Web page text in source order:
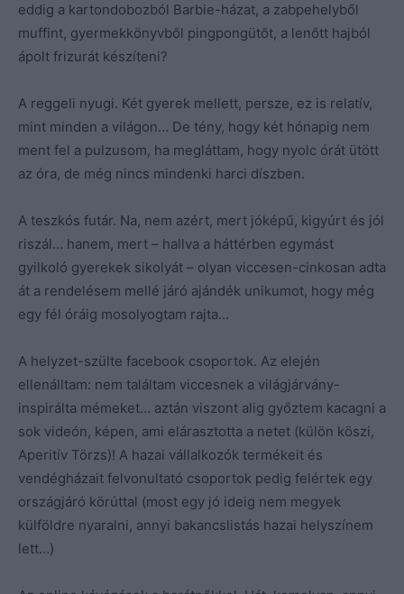
eddig a kartondobozból Barbie-házat, a zabpehelyből
muffint, gyermekkönyvből pingpongütőt, a lenőtt hajból
ápolt frizurát készíteni?
A reggeli nyugi. Két gyerek mellett, persze, ez is relatív,
mint minden a világon… De tény, hogy két hónapig nem
ment fel a pulzusom, ha megláttam, hogy nyolc órát ütött
az óra, de még nincs mindenki harci díszben.
A teszkós futár. Na, nem azért, mert jóképű, kigyúrt és jól
riszál… hanem, mert – hallva a háttérben egymást
gyilkoló gyerekek sikolyát – olyan viccesen-cinkosan adta
át a rendelésem mellé járó ajándék unikumot, hogy még
egy fél óráig mosolyogtam rajta…
A helyzet-szülte facebook csoportok. Az elején
ellenálltam: nem találtam viccesnek a világjárvány-
inspirálta mémeket… aztán viszont alig győztem kacagni a
sok videón, képen, ami elárasztotta a netet (külön köszi,
Aperitív Törzs)! A hazai vállalkozók termékeit és
vendégházait felvonultató csoportok pedig felértek egy
országjáró körúttal (most egy jó ideig nem megyek
külföldre nyaralni, annyi bakancslistás hazai helyszínem
lett…)